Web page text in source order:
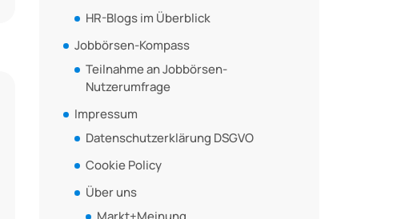
HR-Blogs im Überblick
Jobbörsen-Kompass
Teilnahme an Jobbörsen-
Nutzerumfrage
Impressum
Datenschutzerklärung DSGVO
Cookie Policy
Über uns